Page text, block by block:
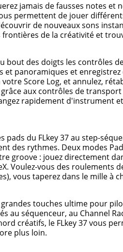
jamais de fausses notes et
permettent de jouer
de nouveaux sons
frontières de la créativité et
bout des doigts les contrôles
et panoramiques et
Score Log, et annulez,
aux contrôles de transport
rapidement d'instrument
pads du FLkey 37 au step-
des rythmes. Deux modes
groove : jouez directement
Voulez-vous des roulements
vous taperez dans le mille à
grandes touches ultime pour
au séquenceur, au Channel
créatifs, le FLkey 37 vous
plus loin.